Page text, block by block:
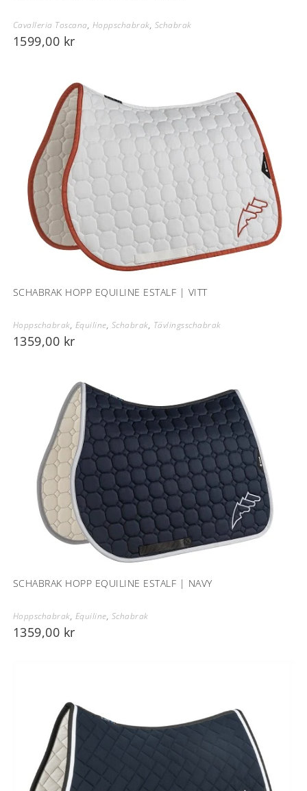
Cavalleria Toscana, Hoppschabrak, Schabrak
1599,00 kr
SCHABRAK HOPP EQUILINE ESTALF | VITT
Hoppschabrak, Equiline, Schabrak, Tävlingsschabrak
1359,00 kr
SCHABRAK HOPP EQUILINE ESTALF | NAVY
Hoppschabrak, Equiline, Schabrak
1359,00 kr